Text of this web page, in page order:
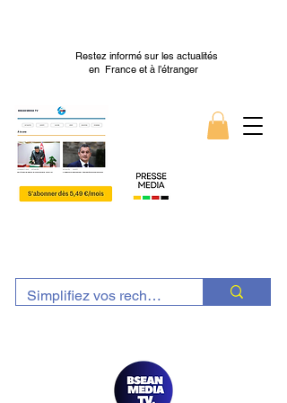
Restez informé sur les actualités
en France et à l’étranger